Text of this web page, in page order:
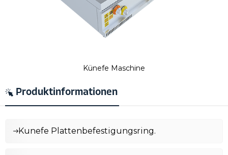
Künefe Maschine
Produktinformationen
Kunefe Plattenbefestigungsring.